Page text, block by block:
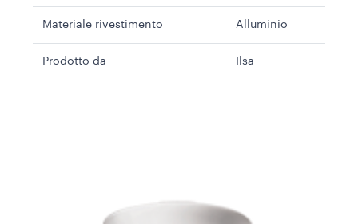
Materiale rivestimento Alluminio
Prodotto da Ilsa